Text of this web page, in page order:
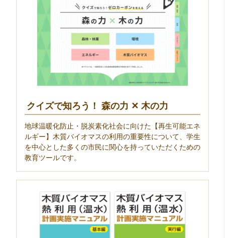
クイズで知ろう！ 森の力 ✕ 木の力
地球温暖化防止・脱炭素化社会に向けた【再生可能エネ
ルギー】木質バイオマスの利用の重要性について、学生
を中心とした多くの市民に関心を持っていただくための
教育ツールです。